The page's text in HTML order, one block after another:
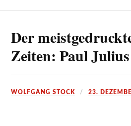
Der
Zeiten: Paul
WOLFGANG STOCK 23.